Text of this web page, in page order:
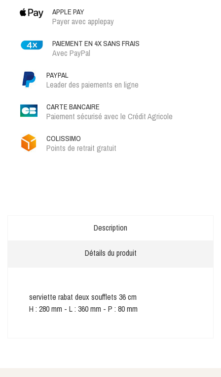
APPLE PAY
Payer avec applepay
PAIEMENT EN 4X SANS FRAIS
Avec PayPal
PAYPAL
Leader des paiements en ligne
CARTE BANCAIRE
Paiement sécurisé avec le Crédit Agricole
COLISSIMO
Points de retrait gratuit
Description
Détails du produit
serviette rabat deux soufflets 36 cm
H : 280 mm - L : 360 mm - P : 80 mm